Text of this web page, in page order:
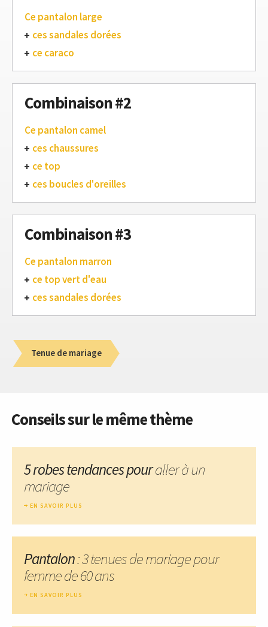
Ce pantalon large
ces sandales dorées
ce caraco
Combinaison #2
Ce pantalon camel
ces chaussures
ce top
ces boucles d'oreilles
Combinaison #3
Ce pantalon marron
ce top vert d'eau
ces sandales dorées
Tenue de mariage
Conseils sur le même thème
5 robes tendances pouraller à un
mariage
EN SAVOIR PLUS
Pantalon: 3 tenues de mariage pour
femme de 60 ans
EN SAVOIR PLUS